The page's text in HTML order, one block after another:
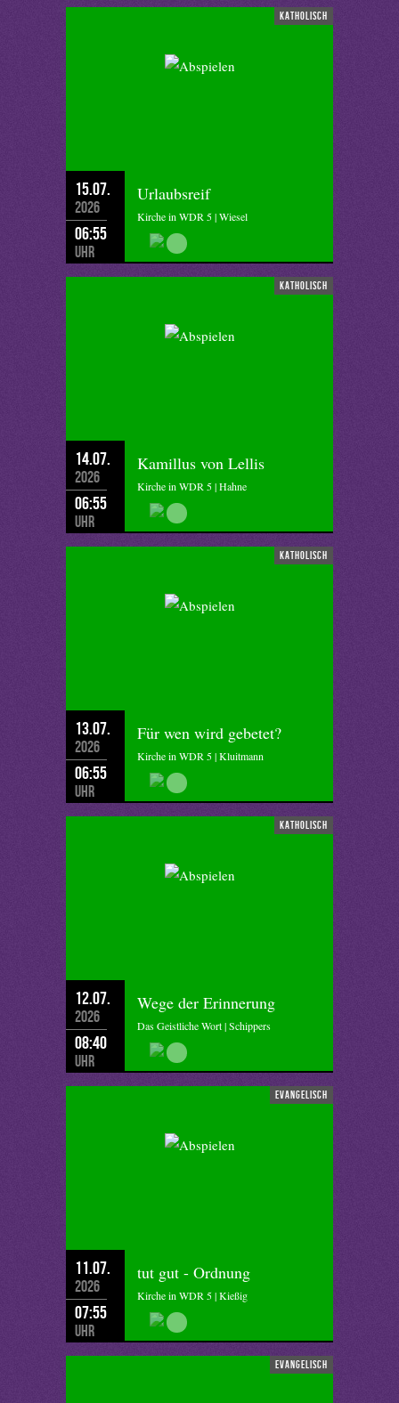
katholisch
15.07.
2026
06:55
Uhr
Urlaubsreif
Kirche in WDR 5 | Wiesel
katholisch
14.07.
2026
06:55
Uhr
Kamillus von Lellis
Kirche in WDR 5 | Hahne
katholisch
13.07.
2026
06:55
Uhr
Für wen wird gebetet?
Kirche in WDR 5 | Kluitmann
katholisch
12.07.
2026
08:40
Uhr
Wege der Erinnerung
Das Geistliche Wort | Schippers
evangelisch
11.07.
2026
07:55
Uhr
tut gut - Ordnung
Kirche in WDR 5 | Kießig
evangelisch